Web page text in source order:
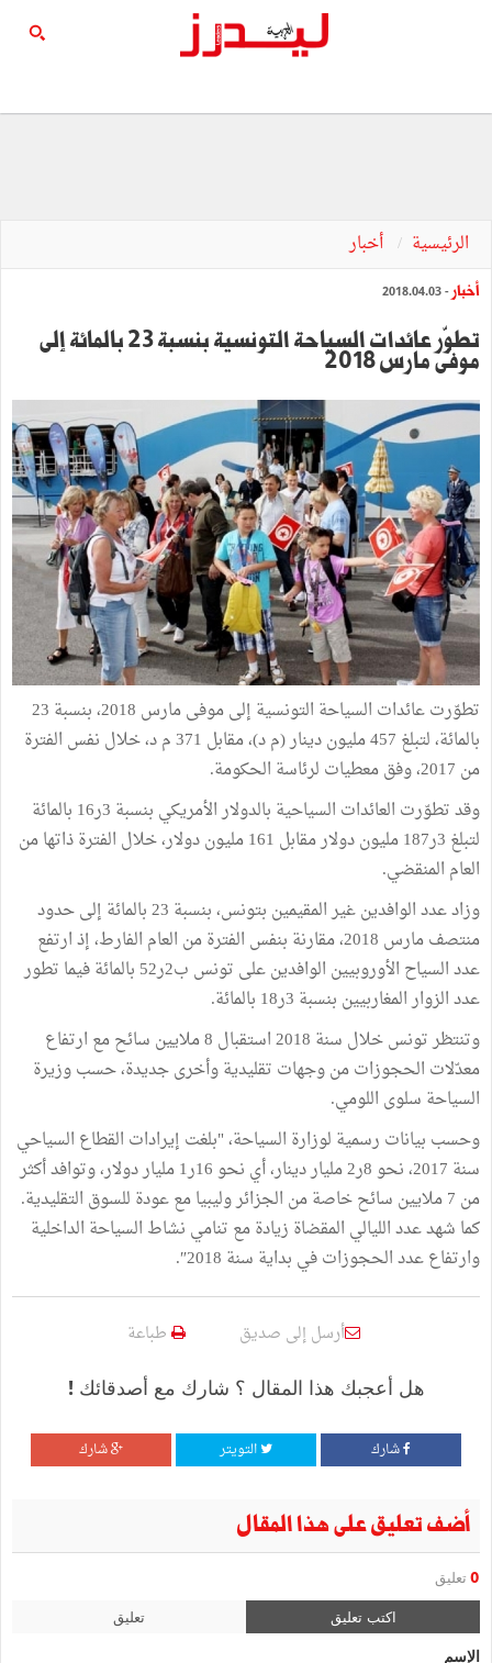
الرئيسية أخبار
أخبار - 2018.04.03
تطوّر عائدات السياحة التونسية بنسبة 23 بالمائة إلى
موفّى مارس 2018
تطوّرت عائدات السياحة التونسية إلى موفى مارس 2018، بنسبة 23
بالمائة، لتبلغ 457 مليون دينار (م د)، مقابل 371 م د، خلال نفس الفترة
من 2017، وفق معطيات لرئاسة الحكومة.
وقد تطوّرت العائدات السياحية بالدولار الأمريكي بنسبة 3ر16 بالمائة
لتبلغ 3ر187 مليون دولار مقابل 161 مليون دولار، خلال الفترة ذاتها من
العام المنقضي.
وزاد عدد الوافدين غير المقيمين بتونس، بنسبة 23 بالمائة إلى حدود
منتصف مارس 2018، مقارنة بنفس الفترة من العام الفارط، إذ ارتفع
عدد السياح الأوروبيين الوافدين على تونس ب2ر52 بالمائة فيما تطور
عدد الزوار المغاربيين بنسبة 3ر18 بالمائة.
وتنتظر تونس خلال سنة 2018 استقبال 8 ملايين سائح مع ارتفاع
معدّلات الحجوزات من وجهات تقليدية وأخرى جديدة، حسب وزيرة
السياحة سلوى اللومي.
وحسب بيانات رسمية لوزارة السياحة، "بلغت إيرادات القطاع السياحي
سنة 2017، نحو 8ر2 مليار دينار، أي نحو 16ر1 مليار دولار، وتوافد أكثر
من 7 ملايين سائح خاصة من الجزائر وليبيا مع عودة للسوق التقليدية.
كما شهد عدد الليالي المقضاة زيادة مع تنامي نشاط السياحة الداخلية
وارتفاع عدد الحجوزات في بداية سنة 2018″.
أرسل إلى صديق طباعة
هل أعجبك هذا المقال ؟ شارك مع أصدقائك !
شارك التويتر شارك
أضف تعليق على هذا المقال
0 تعليق
اكتب تعليق تعليق
الإسم